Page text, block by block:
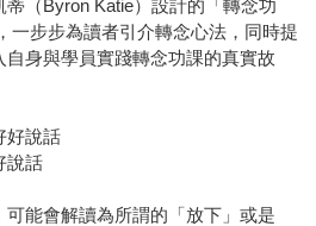
（Byron Katie）設計的「轉念功
一步步為讀者引介轉念心法，同時提
身與學員實踐轉念功課的真實故
好說話
說話
能會解讀為所謂的「放下」或是